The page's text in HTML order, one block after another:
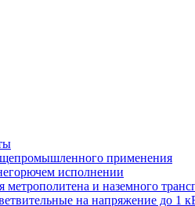
применения
исполнении
и наземного
на напряжение до 1